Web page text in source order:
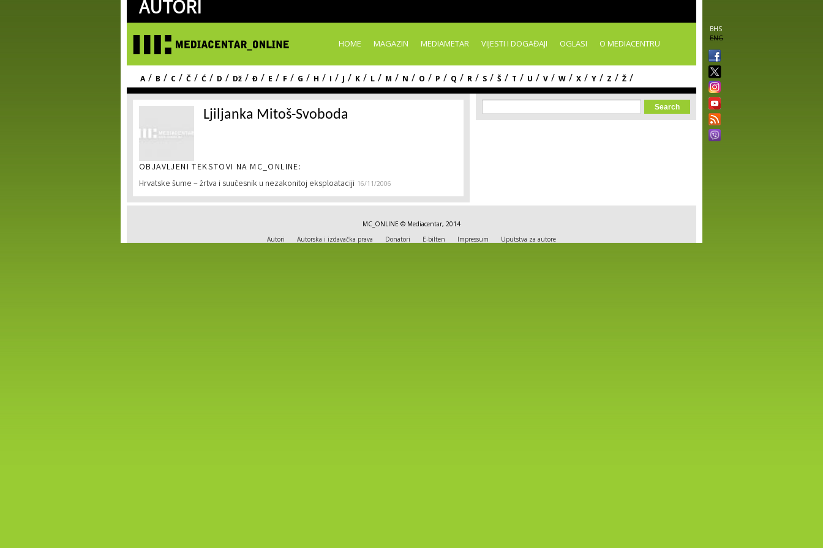
content
AUTORI
BHS
ENG
HOME MAGAZIN MEDIAMETAR VIJESTI I DOGAĐAJI OGLASI O MEDIACENTRU
A / B / C / Č / Ć / D / Dž / Đ / E / F / G / H / I / J / K / L / M / N / O / P / Q / R / S / Š / T / U / V / W / X / Y / Z / Ž /
Ljiljanka Mitoš-Svoboda
OBJAVLJENI TEKSTOVI NA MC_ONLINE:
Hrvatske šume – žrtva i suučesnik u nezakonitoj eksploataciji 16/11/2006
Search form
Search
MC_ONLINE © Mediacentar, 2014
Autori
Autorska i izdavačka prava Donatori E-bilten Impressum Uputstva za autore